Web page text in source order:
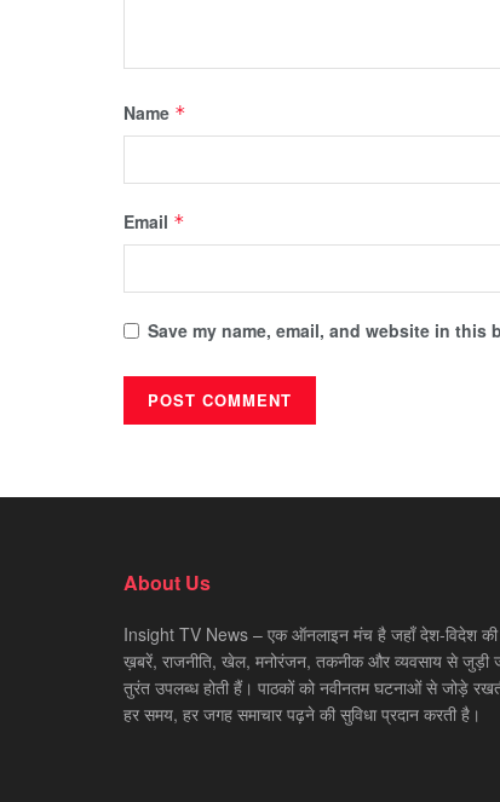
Name *
Email *
Save my name, email, and website in this
About Us
Insight TV News – एक ऑनलाइन मंच है जहाँ देश-विदेश की
ख़बरें, राजनीति, खेल, मनोरंजन, तकनीक और व्यवसाय से जुड़ी
तुरंत उपलब्ध होती हैं। पाठकों को नवीनतम घटनाओं से जोड़े
हर समय, हर जगह समाचार पढ़ने की सुविधा प्रदान करती है।